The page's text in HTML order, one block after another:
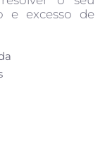
e excesso de